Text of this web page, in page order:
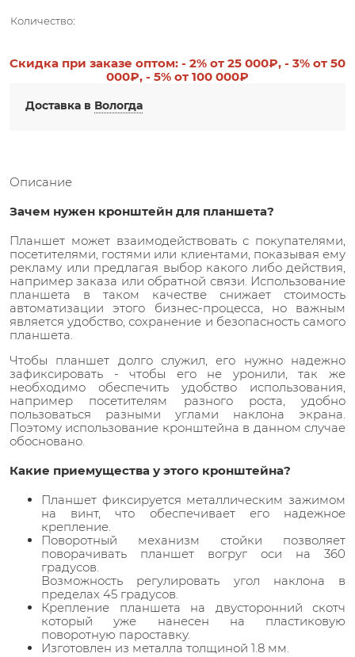
Количество:
Скидка при заказе оптом: - 2% от 25 000₽, - 3% от 50
000₽, - 5% от 100 000₽
Доставка в Вологда
Описание
Зачем нужен кронштейн для планшета?
Планшет может взаимодействовать с покупателями,
посетителями, гостями или клиентами, показывая ему
рекламу или предлагая выбор какого либо действия,
например заказа или обратной связи. Использование
планшета в таком качестве снижает стоимость
автоматизации этого бизнес-процесса, но важным
является удобство, сохранение и безопасность самого
планшета.
Чтобы планшет долго служил, его нужно надежно
зафиксировать - чтобы его не уронили, так же
необходимо обеспечить удобство использования,
например посетителям разного роста, удобно
пользоваться разными углами наклона экрана.
Поэтому использование кронштейна в данном случае
обосновано.
Какие приемущества у этого кронштейна?
Планшет фиксируется металлическим зажимом
на винт, что обеспечивает его надежное
крепление.
Поворотный механизм стойки позволяет
поворачивать планшет вогруг оси на 360
градусов.
Возможность регулировать угол наклона в
пределах 45 градусов.
Крепление планшета на двусторонний скотч
который уже нанесен на пластиковую
поворотную пароставку.
Изготовлен из металла толщиной 1.8 мм.